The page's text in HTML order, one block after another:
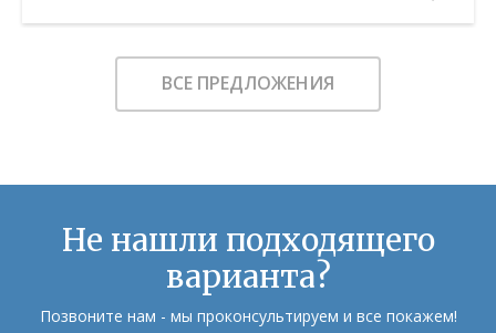
Этаж:
5/8
В ИЗБРАННОЕ
ВСЕ ПРЕДЛОЖЕНИЯ
Не нашли подходящего
варианта?
Позвоните нам - мы проконсультируем и все покажем!